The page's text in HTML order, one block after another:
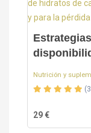
Nutrición y
29 €